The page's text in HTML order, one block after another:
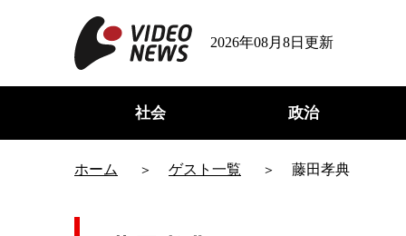
2026年08月8日更新
社会 政治
ホーム ゲスト一覧 藤田孝典